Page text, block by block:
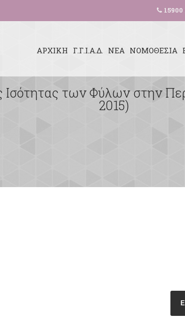
ΑΡΧΙΚΗ Γ.Γ.Ι.Α.Δ. ΝΕΑ ΝΟΜΟΘΕΣΙΑ
Ισότητας των Φύλων στην
2015)